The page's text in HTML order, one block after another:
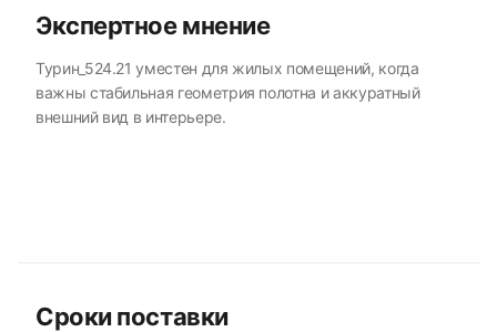
Экспертное мнение
Турин_524.21 уместен для жилых помещений, когда
важны стабильная геометрия полотна и аккуратный
внешний вид в интерьере.
Сроки поставки